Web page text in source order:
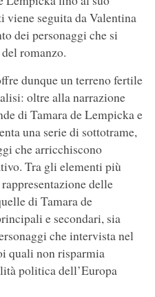
seguita da Valentina
dei personaggi che si
romanzo.
dunque un terreno fertile
oltre alla narrazione
di Tamara de Lempicka e
una serie di sottotrame,
che arricchiscono
Tra gli elementi più
delle
di Tamara de
e secondari, sia
che intervista nel
quali non risparmia
politica dell’Europa